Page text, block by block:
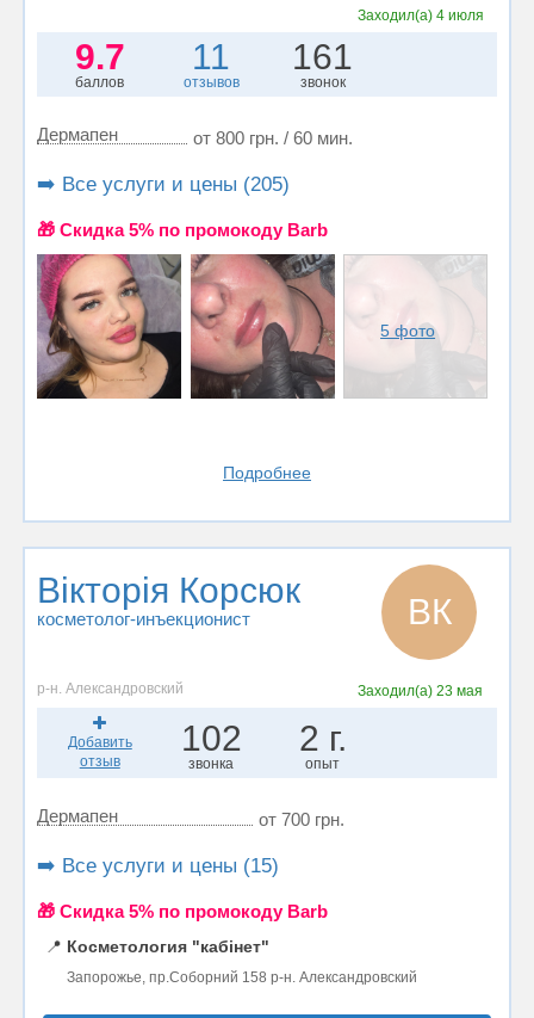
Заходил(а) 4 июля
9.7
баллов
11
отзывов
161
звонок
Дермапен от 800 грн. / 60 мин.
➡️ Все услуги и цены (205)
🎁 Cкидка 5% по промокоду Barb
5 фото
Подробнее
Вікторія Корсюк
косметолог-инъекционист ВК
р-н. Александровский Заходил(а)23 мая
Добавить
отзыв
102
звонка
2 г.
опыт
Дермапен от 700 грн.
➡️ Все услуги и цены (15)
🎁 Cкидка 5% по промокоду Barb
📍 Косметология "кабінет"
Запорожье, пр.Соборний 158 р-н. Александровский